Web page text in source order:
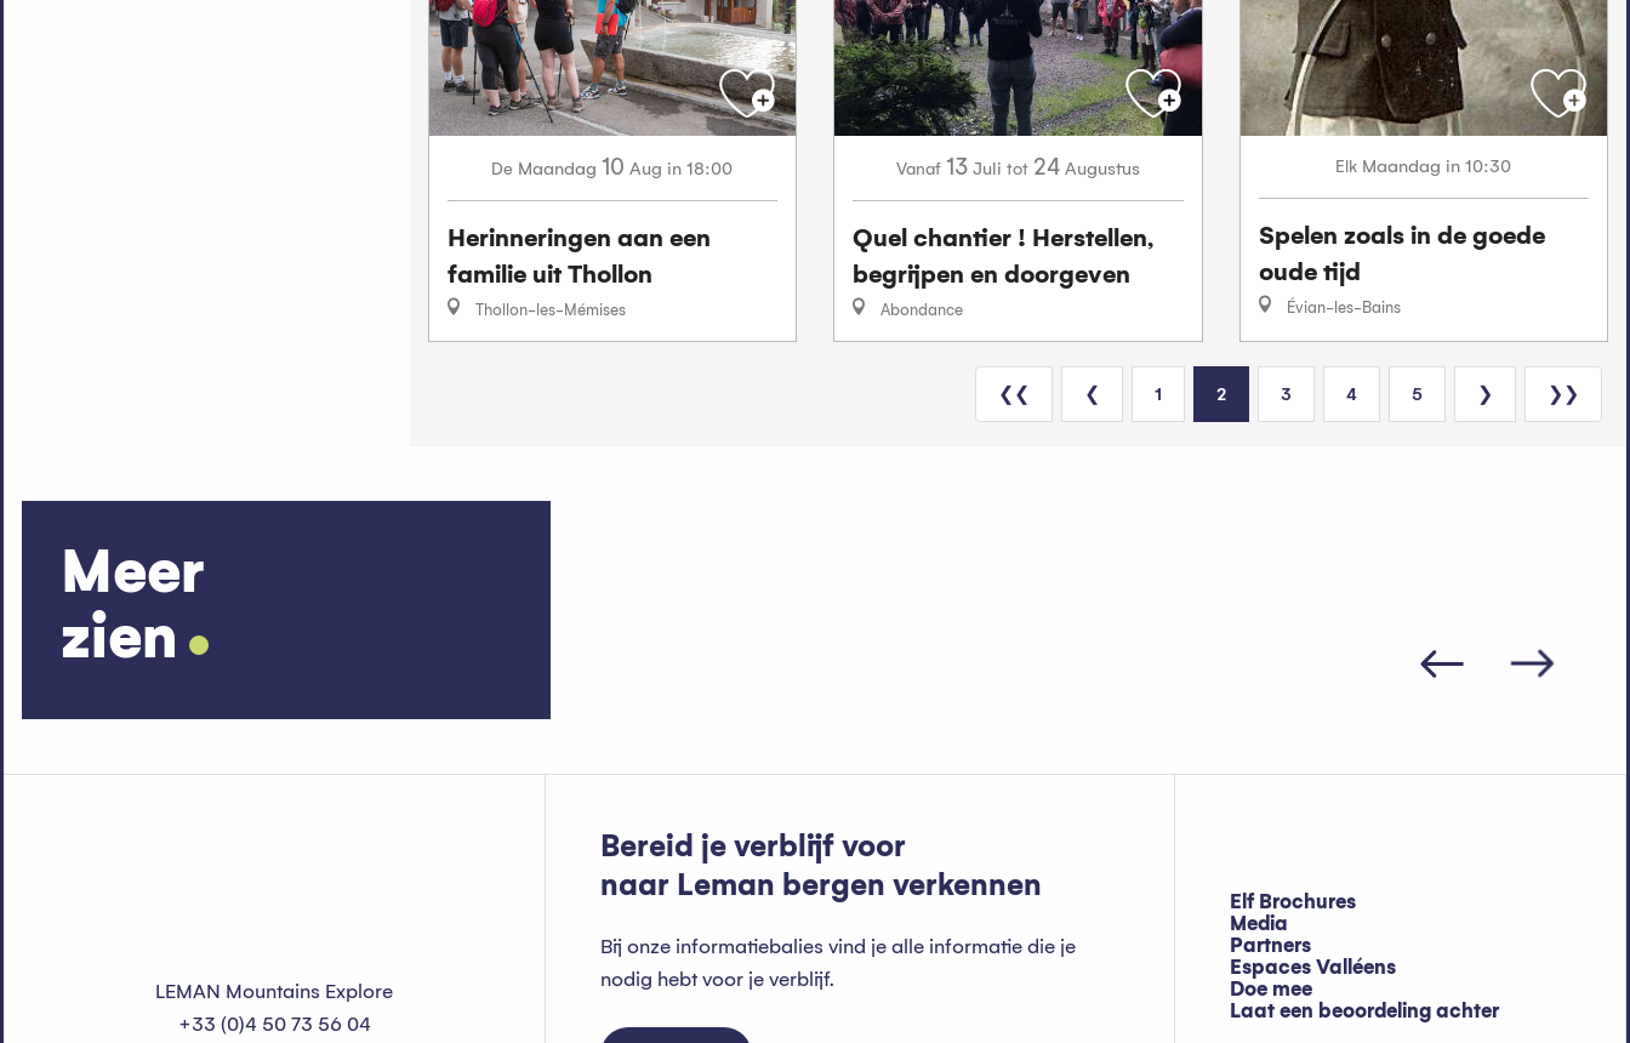
De Maandag 10 Aug in 18:00
Herinneringen aan een
familie uit Thollon
Thollon-les-Mémises
Vanaf 13 Juli tot 24 Augustus
Quel chantier ! Herstellen,
begrijpen en doorgeven
Abondance
Elk Maandag in 10:30
Spelen zoals in de goede
oude tijd
Évian-les-Bains
❮❮ ❮ 1 2 3 4 5 ❯ ❯❯
Meer
zien
LEMAN Mountains Explore
+33 (0)4 50 73 56 04
Bereid je verblijf voor
naar Leman bergen verkennen
Bij onze informatiebalies vind je alle informatie die je
nodig hebt voor je verblijf.
Elf Brochures
Media
Partners
Espaces Valléens
Doe mee
Laat een beoordeling achter